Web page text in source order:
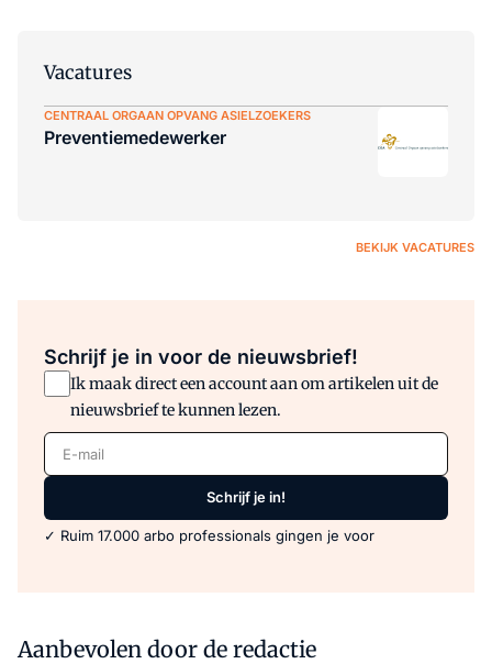
Vacatures
CENTRAAL ORGAAN OPVANG ASIELZOEKERS
Preventiemedewerker
BEKIJK VACATURES
Schrijf je in voor de nieuwsbrief!
Ik maak direct een account aan om artikelen uit de
nieuwsbrief te kunnen lezen.
E-mail
Schrijf je in!
✓ Ruim 17.000 arbo professionals gingen je voor
Aanbevolen door de redactie